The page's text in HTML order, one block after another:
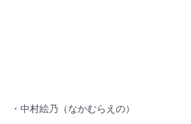
・中村絵乃（なかむらえの）